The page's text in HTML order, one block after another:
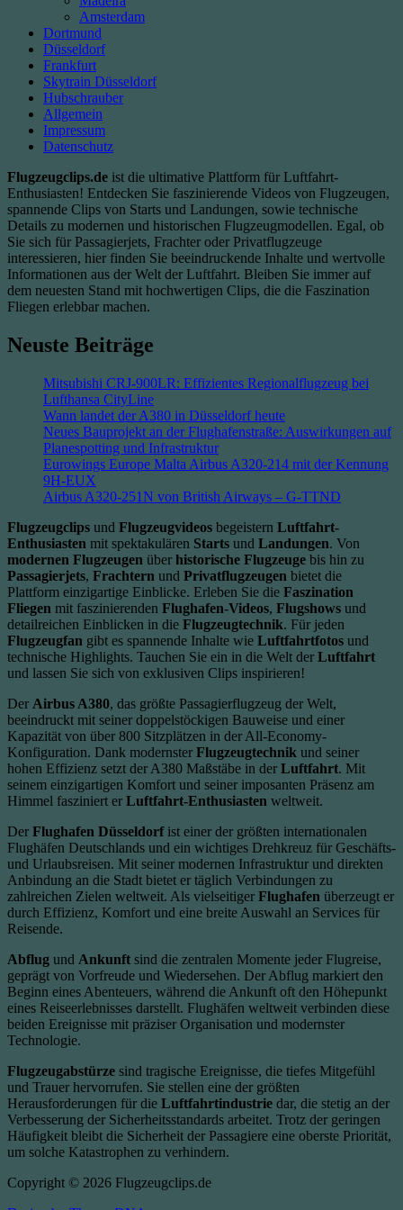
8
Amsterdam
Dortmund
Düsseldorf
Frankfurt
Skytrain Düsseldorf
Hubschrauber
Allgemein
Impressum
Datenschutz
Flugzeugclips.de ist die ultimative Plattform für Luftfahrt-
Enthusiasten! Entdecken Sie faszinierende Videos von Flugzeugen,
spannende Clips von Starts und Landungen, sowie technische
Details zu modernen und historischen Flugzeugmodellen. Egal, ob
Sie sich für Passagierjets, Frachter oder Privatflugzeuge
interessieren, hier finden Sie beeindruckende Inhalte und wertvolle
Informationen aus der Welt der Luftfahrt. Bleiben Sie immer auf
dem neuesten Stand mit hochwertigen Clips, die die Faszination
Fliegen erlebbar machen.
Neuste Beiträge
Mitsubishi CRJ-900LR: Effizientes Regionalflugzeug bei
Lufthansa CityLine
Wann landet der A380 in Düsseldorf heute
Neues Bauprojekt an der Flughafenstraße: Auswirkungen auf
Planespotting und Infrastruktur
Eurowings Europe Malta Airbus A320-214 mit der Kennung
9H-EUX
Airbus A320-251N von British Airways – G-TTND
Flugzeugclips und Flugzeugvideos begeistern Luftfahrt-
Enthusiasten mit spektakulären Starts und Landungen. Von
modernen Flugzeugen über historische Flugzeuge bis hin zu
Passagierjets, Frachtern und Privatflugzeugen bietet die
Plattform einzigartige Einblicke. Erleben Sie die Faszination
Fliegen mit faszinierenden Flughafen-Videos, Flugshows und
detailreichen Einblicken in die Flugzeugtechnik. Für jeden
Flugzeugfan gibt es spannende Inhalte wie Luftfahrtfotos und
technische Highlights. Tauchen Sie ein in die Welt der Luftfahrt
und lassen Sie sich von exklusiven Clips inspirieren!
Der Airbus A380, das größte Passagierflugzeug der Welt,
beeindruckt mit seiner doppelstöckigen Bauweise und einer
Kapazität von über 800 Sitzplätzen in der All-Economy-
Konfiguration. Dank modernster Flugzeugtechnik und seiner
hohen Effizienz setzt der A380 Maßstäbe in der Luftfahrt. Mit
seinem einzigartigen Komfort und seiner imposanten Präsenz am
Himmel fasziniert er Luftfahrt-Enthusiasten weltweit.
Der Flughafen Düsseldorfist einer der größten internationalen
Flughäfen Deutschlands und ein wichtiges Drehkreuz für Geschäfts-
und Urlaubsreisen. Mit seiner modernen Infrastruktur und direkten
Anbindung an die Stadt bietet er täglich Verbindungen zu
zahlreichen Zielen weltweit. Als vielseitiger Flughafen überzeugt er
durch Effizienz, Komfort und eine breite Auswahl an Services für
Reisende.
Abflug und Ankunft sind die zentralen Momente jeder Flugreise,
geprägt von Vorfreude und Wiedersehen. Der Abflug markiert den
Beginn eines Abenteuers, während die Ankunft oft den Höhepunkt
eines Reiseerlebnisses darstellt. Flughäfen weltweit verbinden diese
beiden Ereignisse mit präziser Organisation und modernster
Technologie.
Flugzeugabstürze sind tragische Ereignisse, die tiefes Mitgefühl
und Trauer hervorrufen. Sie stellen eine der größten
Herausforderungen für die Luftfahrtindustrie dar, die stetig an der
Verbesserung der Sicherheitsstandards arbeitet. Trotz der geringen
Häufigkeit bleibt die Sicherheit der Passagiere eine oberste Priorität,
um solche Katastrophen zu verhindern.
Copyright © 2026 Flugzeugclips.de